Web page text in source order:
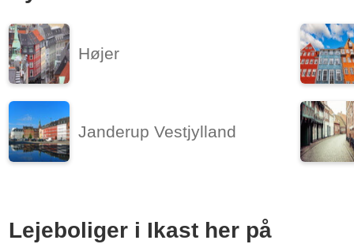
Højer
Janderup Vestjylland
Lejeboliger i Ikast her på